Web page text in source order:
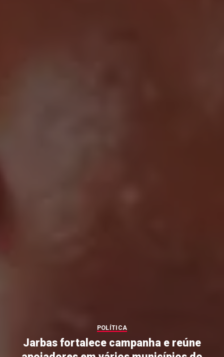
POLÍTICA
Jarbas fortalece campanha e reúne